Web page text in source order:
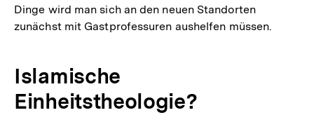
Dinge wird man sich an den neuen Standorten
zunächst mit Gastprofessuren aushelfen müssen.
Islamische
Einheitstheologie?